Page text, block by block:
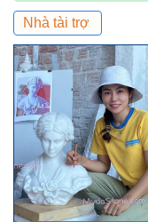
Nhà tài trợ